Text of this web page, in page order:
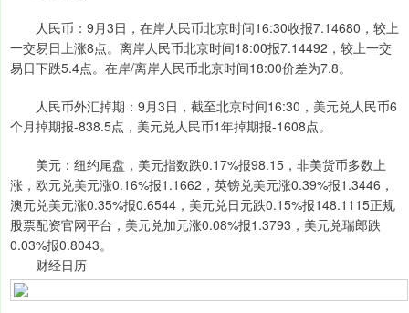
人民币：9月3日，在岸人民币北京时间16:30收报7.14680，较上
一交易日上涨8点。离岸人民币北京时间18:00报7.14492，较上一交
易日下跌5.4点。在岸/离岸人民币北京时间18:00价差为7.8。
人民币外汇掉期：9月3日，截至北京时间16:30，美元兑人民币6
个月掉期报-838.5点，美元兑人民币1年掉期报-1608点。
美元：纽约尾盘，美元指数跌0.17%报98.15，非美货币多数上
涨，欧元兑美元涨0.16%报1.1662，英镑兑美元涨0.39%报1.3446，
澳元兑美元涨0.35%报0.6544，美元兑日元跌0.15%报148.1115正规
股票配资官网平台，美元兑加元涨0.08%报1.3793，美元兑瑞郎跌
0.03%报0.8043。
财经日历